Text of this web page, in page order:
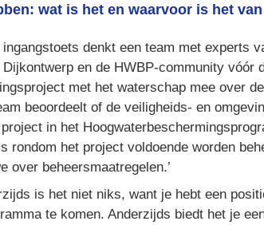
wat is het en waarvoor is het
ingangstoets denkt een team met experts
en de HWBP-community vóór
met het waterschap mee over
beoordeelt of de veiligheids- en
in het
rondom het project voldoende worden
over beheersmaatregelen.’
is het niet niks, want je hebt een
te komen. Anderzijds biedt het je